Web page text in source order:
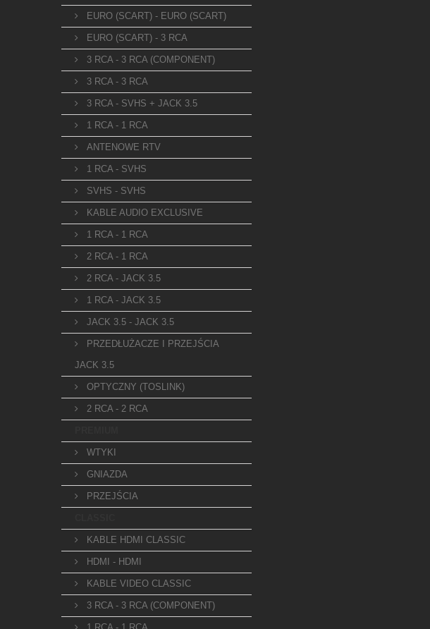
EURO (SCART) - EURO (SCART)
EURO (SCART) - 3 RCA
3 RCA - 3 RCA (COMPONENT)
3 RCA - 3 RCA
3 RCA - SVHS + JACK 3.5
1 RCA - 1 RCA
ANTENOWE RTV
1 RCA - SVHS
SVHS - SVHS
KABLE AUDIO EXCLUSIVE
1 RCA - 1 RCA
2 RCA - 1 RCA
2 RCA - JACK 3.5
1 RCA - JACK 3.5
JACK 3.5 - JACK 3.5
PRZEDŁUŻACZE I PRZEJŚCIA
JACK 3.5
OPTYCZNY (TOSLINK)
2 RCA - 2 RCA
WTYKI
GNIAZDA
PRZEJŚCIA
KABLE HDMI CLASSIC
HDMI - HDMI
KABLE VIDEO CLASSIC
3 RCA - 3 RCA (COMPONENT)